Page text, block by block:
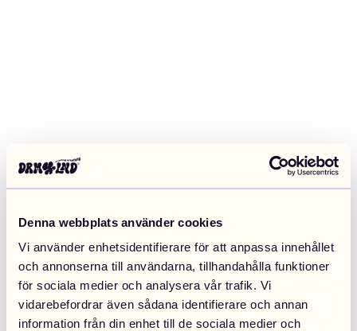
Denna webbplats använder cookies
Vi använder enhetsidentifierare för att anpassa innehållet
och annonserna till användarna, tillhandahålla funktioner
för sociala medier och analysera vår trafik. Vi
vidarebefordrar även sådana identifierare och annan
information från din enhet till de sociala medier och